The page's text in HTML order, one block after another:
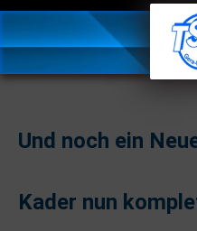
Und noch ein
Kader nun